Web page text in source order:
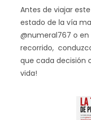
Antes de viajar
estado de la vía
@numeral767 o en
recorrido,
que cada decisión
vida!